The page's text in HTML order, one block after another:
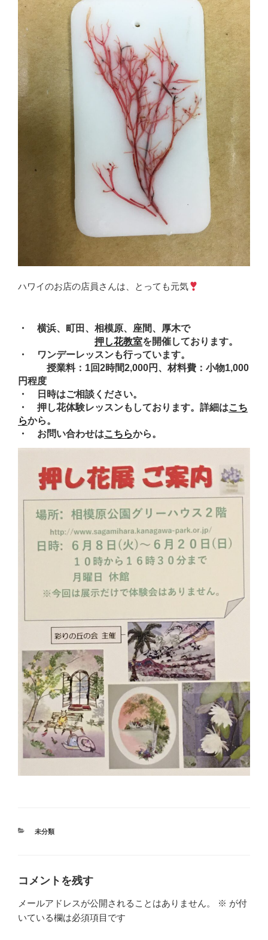
ハワイのお店の店員さんは、とっても元気
・ 横浜、町田、相模原、座間、厚木で
押し花教室を開催しております。
・ ワンデーレッスンも行っています。
授業料：1回2時間2,000円、材料費：小物1,000
円程度
・ 日時はご相談ください。
・ 押し花体験レッスンもしております。詳細はこち
らから。
・ お問い合わせはこちらから。
カ
未分類
コメントを残す
メールアドレスが公開されることはありません。 ※ が付
いている欄は必須項目です